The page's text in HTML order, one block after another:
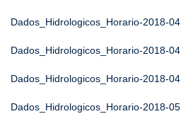
Dados_Hidrologicos_Horario-2018-04
Dados_Hidrologicos_Horario-2018-04
Dados_Hidrologicos_Horario-2018-04
Dados_Hidrologicos_Horario-2018-05